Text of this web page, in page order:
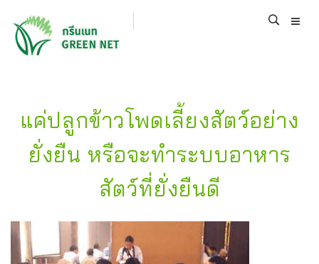
แค่ปลูกข้าวโพดเลี้ยงสัตว์อย่าง
ยั่งยืน หรือจะทำระบบอาหาร
สัตว์ที่ยั่งยืนดี